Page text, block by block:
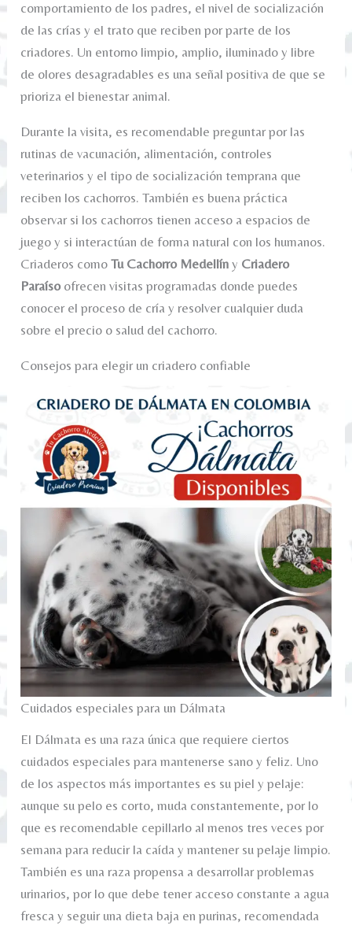
comportamiento de los padres, el nivel de socialización
de las crías y el trato que reciben por parte de los
criadores. Un entorno limpio, amplio, iluminado y libre
de olores desagradables es una señal positiva de que se
prioriza el bienestar animal.
Durante la visita, es recomendable preguntar por las
rutinas de vacunación, alimentación, controles
veterinarios y el tipo de socialización temprana que
reciben los cachorros. También es buena práctica
observar si los cachorros tienen acceso a espacios de
juego y si interactúan de forma natural con los humanos.
Criaderos comoTu Cachorro Medellín y Criadero
Paraísoofrecen visitas programadas donde puedes
conocer el proceso de cría y resolver cualquier duda
sobre el precio o salud del cachorro.
Consejos para elegir un criadero confiable
Cuidados especiales para un Dálmata
El Dálmata es una raza única que requiere ciertos
cuidados especiales para mantenerse sano y feliz. Uno
de los aspectos más importantes es su piel y pelaje:
aunque su pelo es corto, muda constantemente, por lo
que es recomendable cepillarlo al menos tres veces por
semana para reducir la caída y mantener su pelaje limpio.
También es una raza propensa a desarrollar problemas
urinarios, por lo que debe tener acceso constante a agua
fresca y seguir una dieta baja en purinas, recomendada